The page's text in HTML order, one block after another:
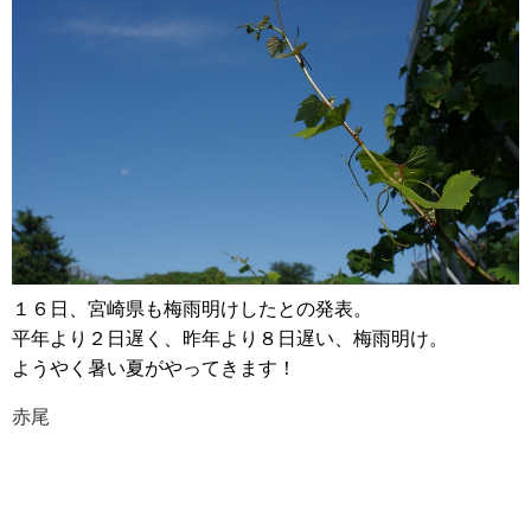
アクセスマップ
RECRUIT
求人情報
１６日、宮崎県も梅雨明けしたとの発表。
平年より２日遅く、昨年より８日遅い、梅雨明け。
ようやく暑い夏がやってきます！
赤尾